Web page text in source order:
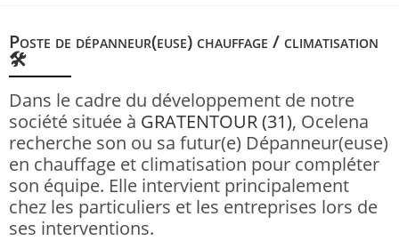
Poste de dépanneur(euse) chauffage / climatisation
🛠
Dans le cadre du développement de notre
société située à GRATENTOUR (31), Ocelena
recherche son ou sa futur(e) Dépanneur(euse)
en chauffage et climatisation pour compléter
son équipe. Elle intervient principalement
chez les particuliers et les entreprises lors de
ses interventions.